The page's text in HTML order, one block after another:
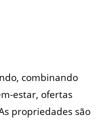
combinando
estar, ofertas
propriedades são